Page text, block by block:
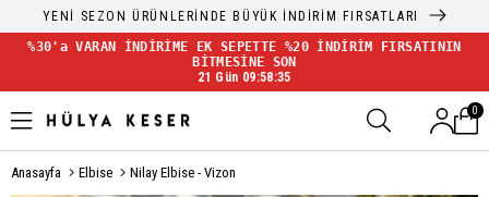
YENİ SEZON ÜRÜNLERİNDE BÜYÜK İNDİRİM FIRSATLARI
%30'a VARAN İNDİRİME EK SEPETTE %20 İNDİRİM FIRSATININ
BİTMESİNE SON
21 Gün 09:58:35
0
Anasayfa Elbise Nilay Elbise - Vizon